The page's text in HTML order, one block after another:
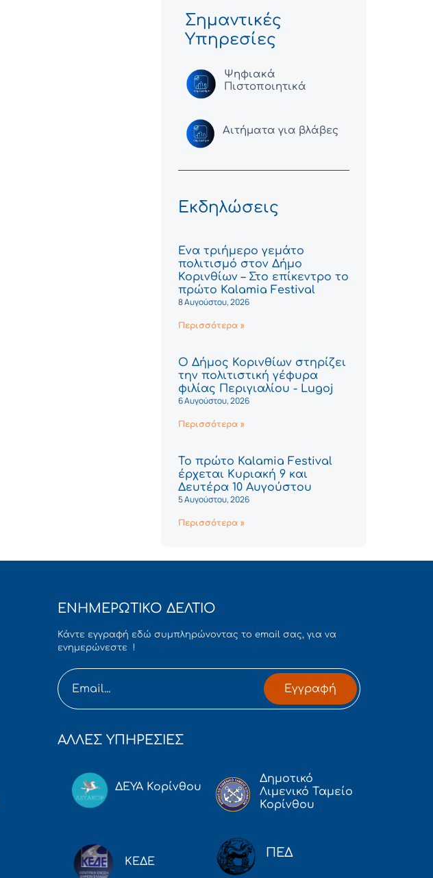
Σημαντικές
Υπηρεσίες
Ψηφιακά
Πιστοποιητικά
Αιτήματα για βλάβες
Εκδηλώσεις
Ένα τριήμερο γεμάτο
πολιτισμό στον Δήμο
Κορινθίων – Στο επίκεντρο το
πρώτο Kalamia Festival
8 Αυγούστου, 2026
Περισσότερα »
Ο Δήμος Κορινθίων στηρίζει
την πολιτιστική γέφυρα
φιλίας Περιγιαλίου - Lugoj
6 Αυγούστου, 2026
Περισσότερα »
Το πρώτο Kalamia Festival
έρχεται Κυριακή 9 και
Δευτέρα 10 Αυγούστου
5 Αυγούστου, 2026
Περισσότερα »
ΕΝΗΜΕΡΩΤΙΚΟ ΔΕΛΤΙΟ
Κάντε εγγραφή εδώ συμπληρώνοντας το email σας, για να
ενημερώνεστε !
Εγγραφή
ΑΛΛΕΣ ΥΠΗΡΕΣΙΕΣ
ΔΕΥΑ Κορίνθου
Δημοτικό
Λιμενικό Ταμείο
Κορίνθου
ΚΕΔΕ
ΠΕΔ